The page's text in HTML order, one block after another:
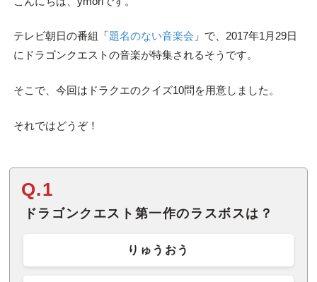
テレビ朝日の番組「 題名のない音楽会 」で、2017年1月29日
にドラゴンクエストの音楽が特集されるそうです。
そこで、今回はドラクエのクイズ10問を用意しました。
それではどうぞ！
Q.1
ドラゴンクエスト第一作のラスボスは？
りゅうおう